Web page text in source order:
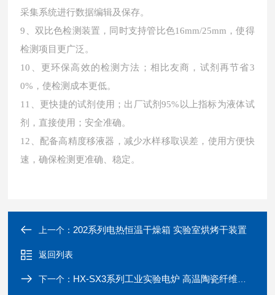
采集系统进行数据编辑及保存。
9、双比色检测装置，同时支持管比色16mm/25mm，使得
检测项目更广泛。
10、更环保高效的检测方法；相比友商，试剂再节省3
0%，使检测成本更低。
11、更快捷的试剂使用；出厂试剂95%以上指标为液体试
剂，直接使用；安全准确。
12、配备高精度移液器，减少水样移取误差，使用方便快
速，确保检测更准确、稳定。
上一个：202系列电热恒温干燥箱 实验室烘烤干装置
返回列表
下一个： HX-SX3系列工业实验电炉 高温陶瓷纤维马弗炉